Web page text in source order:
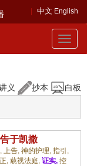
中文 English
Toggle
义 抄本 白板
于凯撒
上告, 神的护理, 指引,
, 藐视法庭, 证实, 控